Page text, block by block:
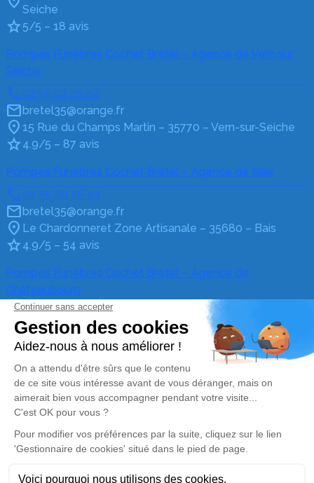
Seiche
5/5 – 18 avis
Pompes Funèbres Cochet Bretel – Agence de Vern sur
Seiche
02 55 02 28 04
bretel35@orange.fr
15 Rue du Champs Martin – 35770 – Vern-sur-Seiche
4.9/5 – 87 avis
Pompes Funèbres Cochet Bretel – Agence de Bais
02 55 60 26 03
bretel35@orange.fr
Le Chardonneret Zone Artisanale – 35680 – Bais
4.9/5 – 54 avis
Pompes Funèbres Cochet Bretel – Agence de
Châteaubourg
02 55 60 26 03
bretel35@orange.fr
La Bourlière Châteaubourg – 35220 – Châteaubourg
4.9/5 – 69 avis
Nos Services
Organiser des obsèques
Monuments funéraires
Services aux familles
Liens utiles
Avis de décès
en agence